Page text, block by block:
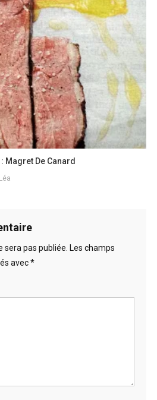
Magret De Canard
pas publiée. Les champs
avec*